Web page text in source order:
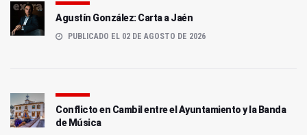
Agustín González: Carta a Jaén
PUBLICADO EL 02 DE AGOSTO DE 2026
Conflicto en Cambil entre el Ayuntamiento y la Banda
de Música